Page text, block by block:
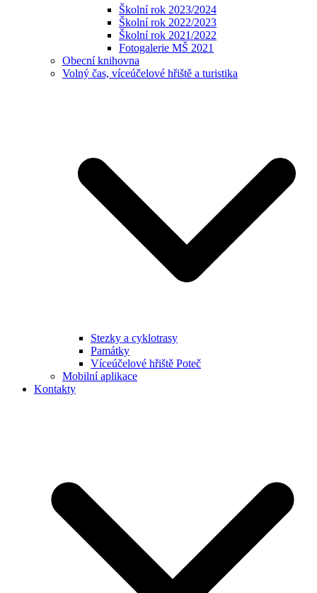
Školní rok 2023/2024
Školní rok 2022/2023
Školní rok 2021/2022
Fotogalerie MŠ 2021
Obecní knihovna
Volný čas, víceúčelové hřiště a turistika
Stezky a cyklotrasy
Památky
Víceúčelové hřiště Poteč
Mobilní aplikace
Kontakty